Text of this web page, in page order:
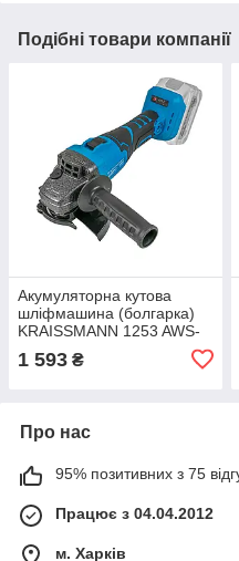
Подібні товари компанії
Акумуляторна кутова
шліфмашина (болгарка)
KRAISSMANN 1253 AWS-
BL 20 (без акумулятора та
ЗП)
1 593 ₴
Про нас
95% позитивних з 75
Працює з 04.04.2012
м. Харків